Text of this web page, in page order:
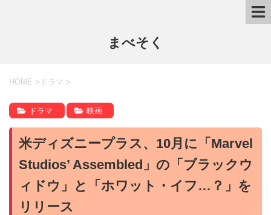
まべそく
HOME > ドラマ >
ドラマ 映画
米ディズニープラス、10月に「Marvel
Studios’ Assembled」の「ブラックウ
ィドウ」と「ホワット・イフ…？」を
リリース